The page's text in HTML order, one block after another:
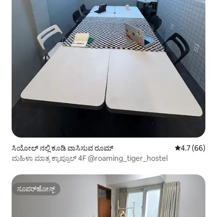
ಸಿಯೋಲ್ ನಲ್ಲಿ ಕೂಡಿ ವಾಸಿಸುವ ರೂಮ್ 5 ರಲ್ಲಿ 4.7
4.7 (66)
ಮಹಿಳಾ ಮಾತ್ರ ಕ್ಯಾಪ್ಸೂಲ್ 4F @roaming_tiger_hostel
ಸೂಪರ್‌ಹೋಸ್ಟ್
ಸೂಪರ್‌ಹೋಸ್ಟ್